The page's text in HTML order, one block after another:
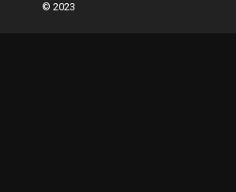
© 2023